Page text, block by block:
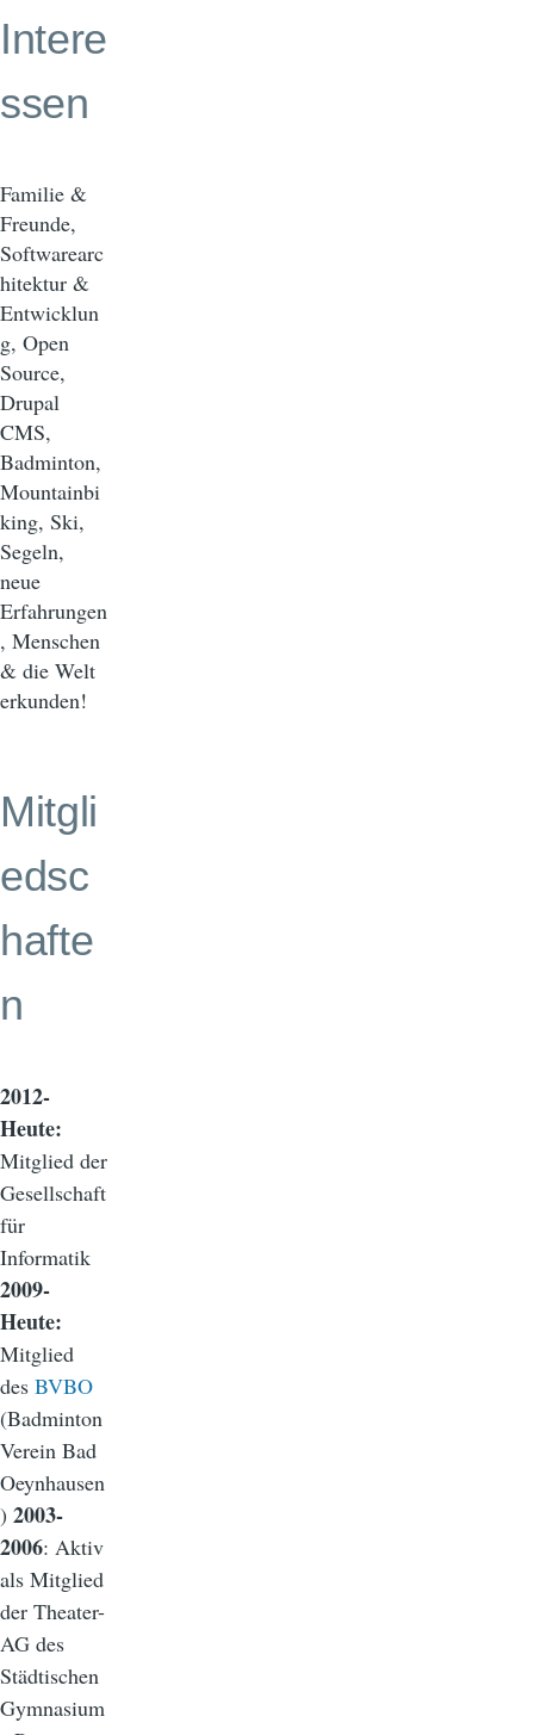
Intere
ssen
Familie &
Freunde,
Softwarearc
hitektur &
Entwicklun
g, Open
Source,
Drupal
CMS,
Badminton,
Mountainbi
king, Ski,
Segeln,
neue
Erfahrungen
, Menschen
& die Welt
erkunden!
Mitgli
edsc
hafte
n
2012-
Heute:
Mitglied der
Gesellschaft
für
Informatik
2009-
Heute:
Mitglied
des BVBO
(Badminton
Verein Bad
Oeynhausen
) 2003-
2006: Aktiv
als Mitglied
der Theater-
AG des
Städtischen
Gymnasium